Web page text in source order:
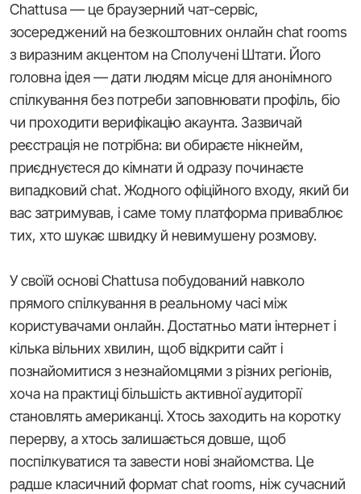
Chattusa — це браузерний чат-сервіс,
зосереджений на безкоштовних онлайн chat rooms
з виразним акцентом на Сполучені Штати. Його
головна ідея — дати людям місце для анонімного
спілкування без потреби заповнювати профіль, біо
чи проходити верифікацію акаунта. Зазвичай
реєстрація не потрібна: ви обираєте нікнейм,
приєднуєтеся до кімнати й одразу починаєте
випадковий chat. Жодного офіційного входу, який би
вас затримував, і саме тому платформа приваблює
тих, хто шукає швидку й невимушену розмову.
У своїй основі Chattusa побудований навколо
прямого спілкування в реальному часі між
користувачами онлайн. Достатньо мати інтернет і
кілька вільних хвилин, щоб відкрити сайт і
познайомитися з незнайомцями з різних регіонів,
хоча на практиці більшість активної аудиторії
становлять американці. Хтось заходить на коротку
перерву, а хтось залишається довше, щоб
поспілкуватися та завести нові знайомства. Це
радше класичний формат chat rooms, ніж сучасний